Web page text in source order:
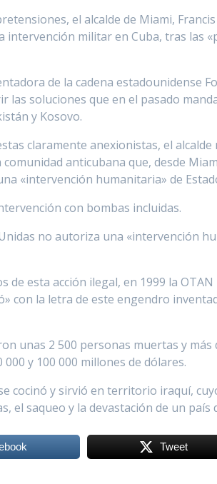
el alcalde de Miami,
intervención militar en Cuba, tras las
de la cadena estadounidense
las soluciones que en el pasado
y Kosovo.
claramente anexionistas, el
anticubana que, desde
«intervención humanitaria» de
con bombas incluidas.
no autoriza una «intervención
de esta acción ilegal, en 1999 la
con la letra de este engendro
unas 2 500 personas muertas y más
y 100 000 millones de dólares.
cocinó y sirvió en territorio iraquí,
el saqueo y la devastación de un
Tweet